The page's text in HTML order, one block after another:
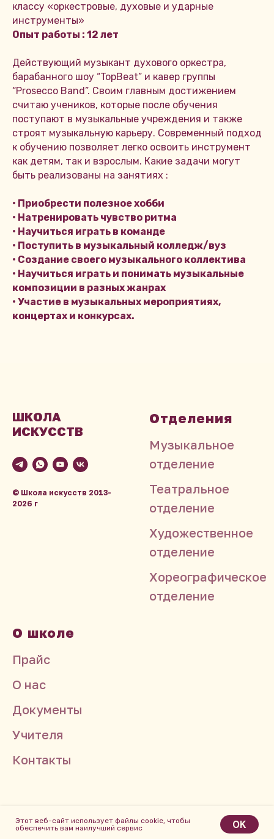
классу «оркестровые, духовые и ударные
инструменты»
Опыт работы : 12 лет
Действующий музыкант духового оркестра,
барабанного шоу “TopBeat” и кавер группы
“Prosecco Band”. Своим главным достижением
считаю учеников, которые после обучения
поступают в музыкальные учреждения и также
строят музыкальную карьеру. Современный подход
к обучению позволяет легко освоить инструмент
как детям, так и взрослым. Какие задачи могут
быть реализованы на занятиях :
•⁠ ⁠Приобрести полезное хобби
•⁠ ⁠Натренировать чувство ритма
•⁠ ⁠Научиться играть в команде
•⁠ ⁠Поступить в музыкальный колледж/вуз
•⁠ ⁠Создание своего музыкального коллектива
•⁠ ⁠Научиться играть и понимать музыкальные
композиции в разных жанрах
•⁠ ⁠Участие в музыкальных мероприятиях,
концертах и конкурсах.
ШКОЛА
ИСКУССТВ
© Школа искусств 2013-
2026 г
Отделения
Музыкальное
отделение
Театральное
отделение
Художественное
отделение
Хореографическое
отделение
О школе
Прайс
О нас
Документы
Учителя
Контакты
Этот веб-сайт использует файлы cookie, чтобы
обеспечить вам наилучший сервис
OK